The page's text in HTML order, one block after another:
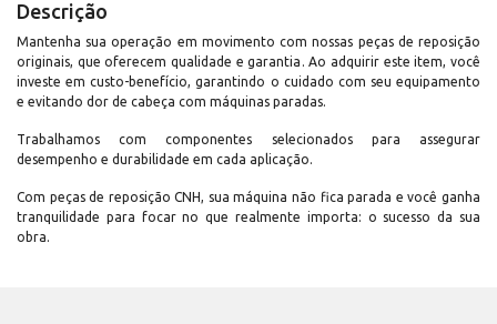
Descrição
Mantenha sua operação em movimento com nossas peças de reposição
originais, que oferecem qualidade e garantia. Ao adquirir este item, você
investe em custo-benefício, garantindo o cuidado com seu equipamento
e evitando dor de cabeça com máquinas paradas.
Trabalhamos com componentes selecionados para assegurar
desempenho e durabilidade em cada aplicação.
Com peças de reposição CNH, sua máquina não fica parada e você ganha
tranquilidade para focar no que realmente importa: o sucesso da sua
obra.